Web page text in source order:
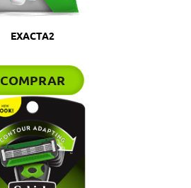
EXACTA2
COMPRAR